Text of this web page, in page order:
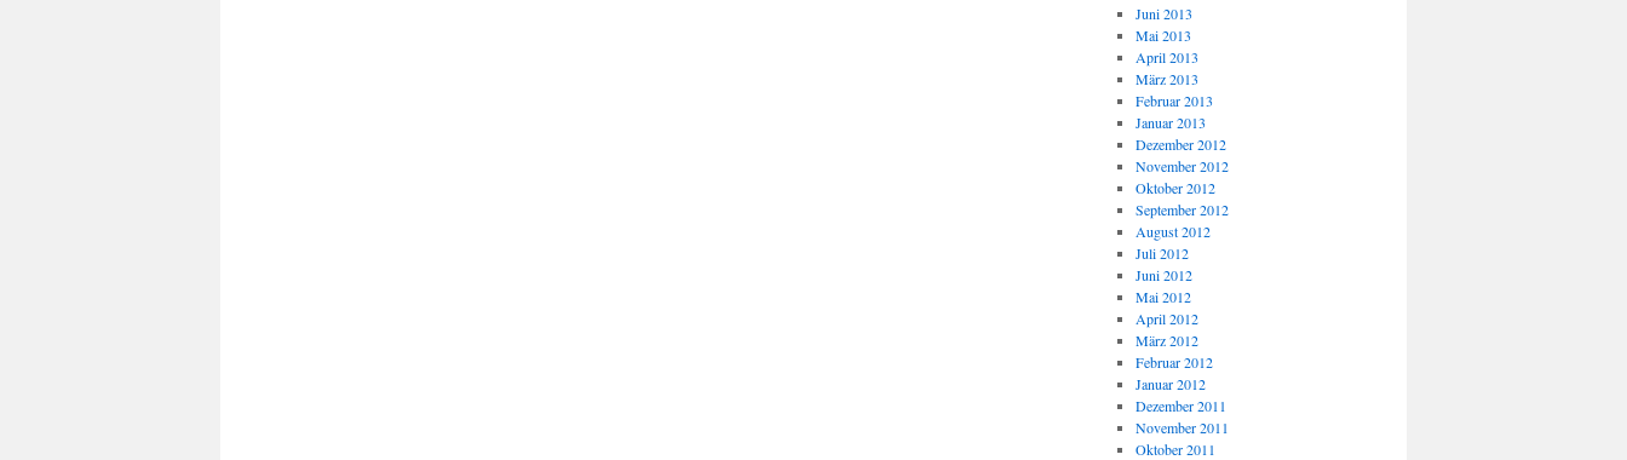
Juni 2013
Mai 2013
April 2013
März 2013
Februar 2013
Januar 2013
Dezember 2012
November 2012
Oktober 2012
September 2012
August 2012
Juli 2012
Juni 2012
Mai 2012
April 2012
März 2012
Februar 2012
Januar 2012
Dezember 2011
November 2011
Oktober 2011